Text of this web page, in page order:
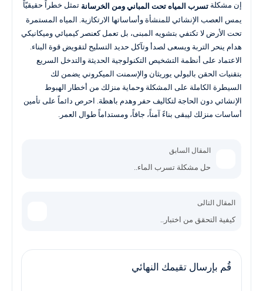
إن مشكلة تسرب المياه تحت المباني ومن الخرسانة تمثل خطراً حقيقيّاً
يمس العصب الإنشائي للمنشأة وأساساتها الارتكازية. المياه المستمرة
تحت الأرض لا تكتفي بتشويه المبنى، بل تعمل كعنصر كيميائي وميكانيكي
هدام ينحر التربة ويسعى لصدأ وتآكل حديد التسليح لتقويض قوة البناء.
الاعتماد على أنظمة التشخيص التكنولوجية الحديثة والتدخل السريع
بتقنيات الحقن بالبولي يوريثان والإسمنت الميكروني يضمن لك
السيطرة الكاملة على المشكلة وحماية منزلك من أخطار الهبوط
الإنشائي دون الحاجة لتكاليف حفر وهدم باهظة. احرص دائماً على تأمين
أساسات منزلك ليبقى بناءً آمناً، جافاً، ومستداماً طوال العمر.
المقال السابق
حل مشكلة تسرب الماء..
المقال التالى
كيفية التحقق من اختبار..
قُم بإرسال تقيمك النهائي